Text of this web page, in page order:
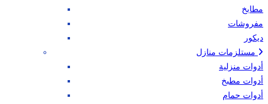
مطابخ
مفروشات
ديكور
أدوات منزلية
أدوات مطبخ
أدوات حمام